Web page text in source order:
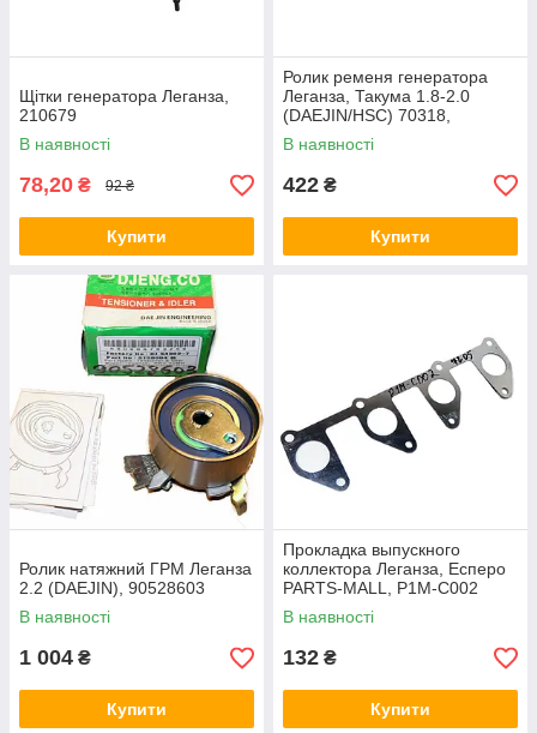
Щітки генератора Леганза,
210679
В наявності
78,20 ₴ 92 ₴
Купити
Ролик ременя генератора
Леганза, Такума 1.8-2.0
(DAEJIN/HSC) 70318,
96344236
В наявності
422 ₴
Купити
Ролик натяжний ГРМ Леганза
2.2 (DAEJIN), 90528603
В наявності
1 004 ₴
Купити
Прокладка выпускного
коллектора Леганза, Есперо
PARTS-MALL, P1M-C002
В наявності
132 ₴
Купити